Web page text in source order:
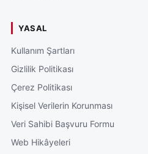
YASAL
Kullanım Şartları
Gizlilik Politikası
Çerez Politikası
Kişisel Verilerin Korunması
Veri Sahibi Başvuru Formu
Web Hikâyeleri